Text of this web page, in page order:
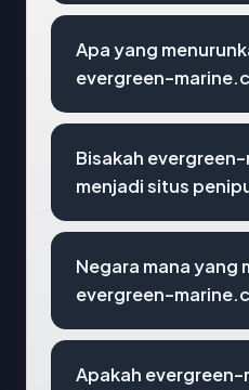
Apa yang
evergreen-
Bisakah
menjadi situs
Negara mana yang
evergreen-
Apakah evergreen-